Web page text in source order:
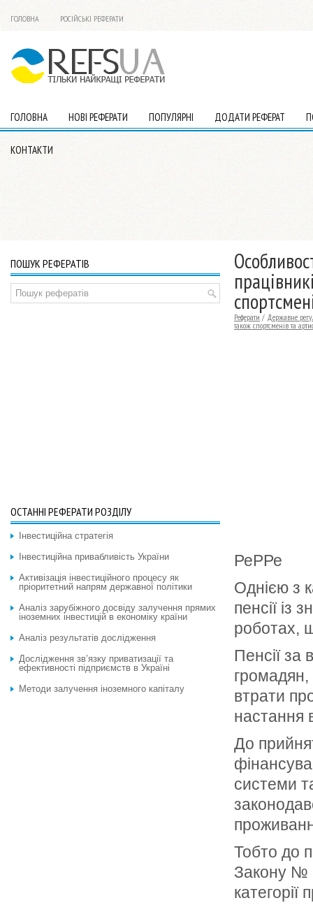
ГОЛОВНА РОСІЙСЬКІ РЕФЕРАТИ
ГОЛОВНА НОВІ РЕФЕРАТИ ПОПУЛЯРНІ ДОДАТИ РЕФЕРАТ
КОНТАКТИ
Реферати / Державне
також спортсменів та
РеРРе
Однією з
пенсії із
роботах,
Пенсії за
громадян,
втрати
настання
До
системи
Тобто до
Закону №
категорії
ПОШУК РЕФЕРАТІВ
ОСТАННІ РЕФЕРАТИ РОЗДІЛУ
Інвестиційна стратегія
Інвестиційна привабливість України
Активізація інвестиційного процесу як
пріоритетний напрям державної політики
Аналіз зарубіжного досвіду залучення прямих
іноземних інвестицій в економіку країни
Аналіз результатів дослідження
Дослідження зв’язку приватизації та
ефективності підприємств в Україні
Методи залучення іноземного капіталу